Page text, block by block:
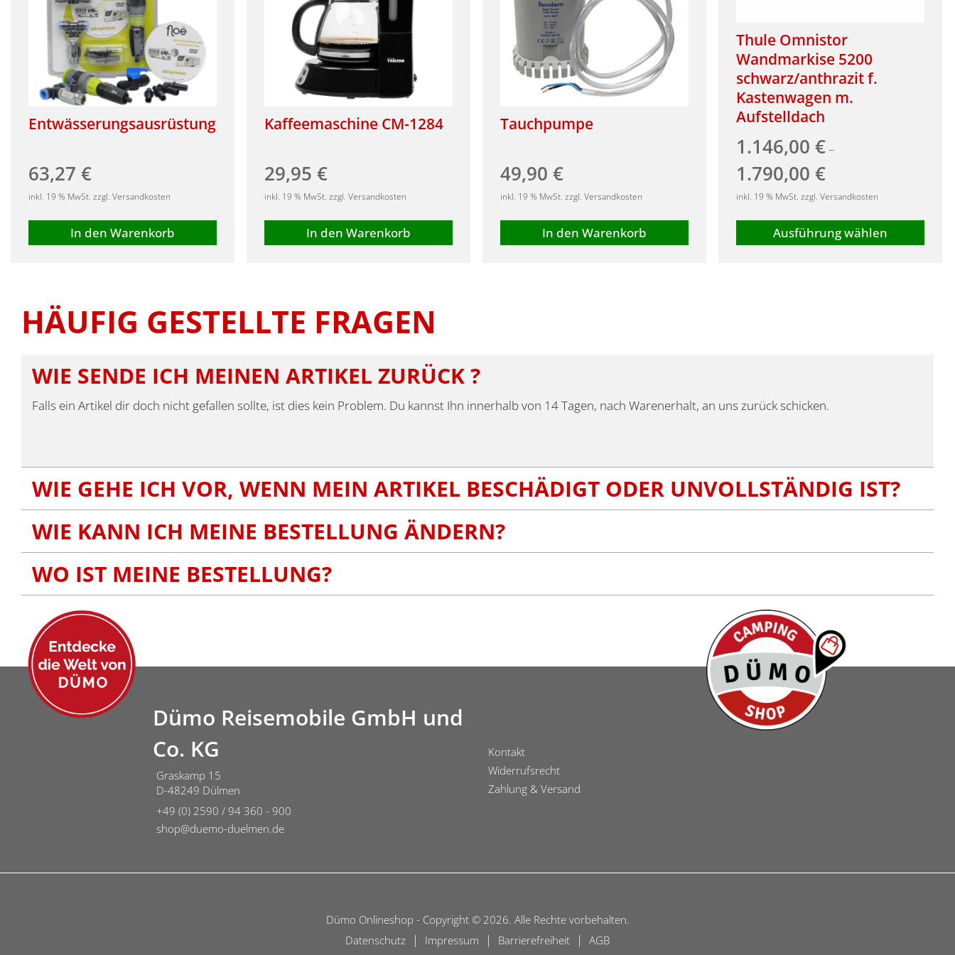
Entwässerungsausrüstung
63,27 €
inkl. 19 % MwSt. zzgl. Versandkosten
In den Warenkorb
Kaffeemaschine CM-1284
29,95 €
inkl. 19 % MwSt. zzgl. Versandkosten
In den Warenkorb
Tauchpumpe
49,90 €
inkl. 19 % MwSt. zzgl. Versandkosten
In den Warenkorb
Thule Omnistor
Wandmarkise 5200
schwarz/anthrazit f.
Kastenwagen m.
Aufstelldach
1.146,00 €–
1.790,00 €
inkl. 19 % MwSt. zzgl. Versandkosten
Ausführung wählen
auf
gewählt
werden
HÄUFIG GESTELLTE FRAGEN
WIE SENDE ICH MEINEN ARTIKEL ZURÜCK ?
Falls ein Artikel dir doch nicht gefallen sollte, ist dies kein Problem. Du kannst Ihn innerhalb von 14 Tagen, nach Warenerhalt, an uns zurück schicken.
WIE GEHE ICH VOR, WENN MEIN ARTIKEL BESCHÄDIGT ODER UNVOLLSTÄNDIG IST?
WIE KANN ICH MEINE BESTELLUNG ÄNDERN?
WO IST MEINE BESTELLUNG?
Dümo Reisemobile GmbH und
Co. KG
Graskamp 15
D-48249 Dülmen
+49 (0) 2590 / 94 360 - 900
shop@duemo-duelmen.de
Kontakt
Widerrufsrecht
Zahlung & Versand
Dümo Onlineshop - Copyright © 2026. Alle Rechte vorbehalten.
Datenschutz
| Impressum | Barrierefreiheit | AGB